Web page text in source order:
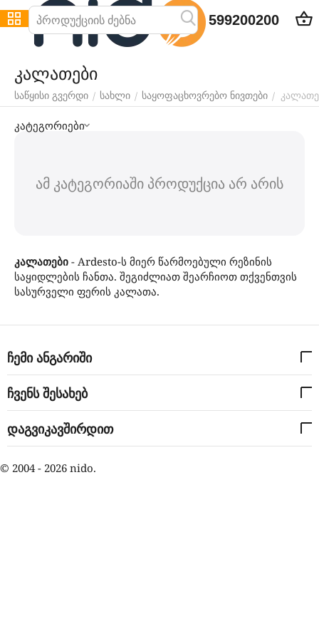
599200200
კალათები
საწყისი გვერდი / სახლი / საყოფაცხოვრებო ნივთები /
კატეგორიები
კალათები - Ardesto-ს მიერ წარმოებული რეზინის
საყიდლების ჩანთა. შეგიძლიათ შეარჩიოთ თქვენთვის
სასურველი ფერის კალათა.
ამ კატეგორიაში პროდუქცია არ არის
ჩემი ანგარიში
ჩვენს შესახებ
დაგვიკავშირდით
© 2004 - 2026 nido.